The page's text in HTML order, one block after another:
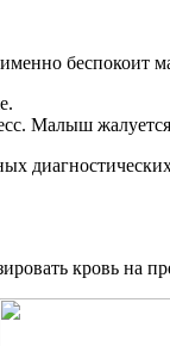
именно беспокоит
Малыш
кровь на